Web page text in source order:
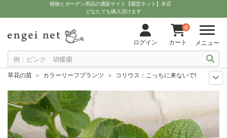
植物とガーデン用品の通販サイト【園芸ネット】本店
どなたでも購入頂けます
ログイン
0
カート メニュー
草花の苗 カラーリーフプランツ
コリウス：こっちに来ないで!（犬猫よ
夏の園芸
花壇におすすめ コリウス：こっちに来ないで!（犬猫よけ植物